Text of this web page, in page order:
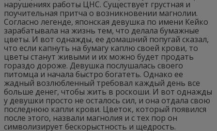
нарушениях работы ЦНС. Существует грустная и
поучительная притча о возникновении магнолии.
Согласно легенде, японская девушка по имени Кейко
зарабатывала на жизнь тем, что делала бумажные
цветы. И вот однажды, ее домашний попугай сказал,
что если капнуть на бумагу каплю своей крови, то
цветы станут живыми и их можно будет продать
гораздо дороже. Девушка послушалась своего
питомца и начала быстро богатеть. Однако ее
жадный возлюбленный требовал каждый день все
больше денег, чтобы жить в роскоши. И вот однажды
у девушки просто не осталось сил, и она отдала свою
последнюю капли крови. Цветок, который появился
после этого, назвали магнолия и с тех пор он
символизирует бескорыстность и щедрость.